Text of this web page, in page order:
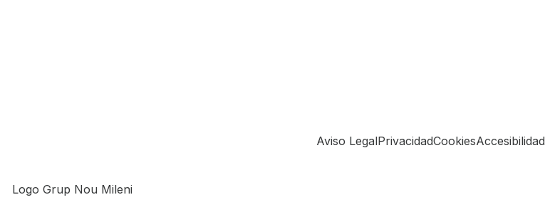
Aviso LegalPrivacidadCookiesAccesibilidad